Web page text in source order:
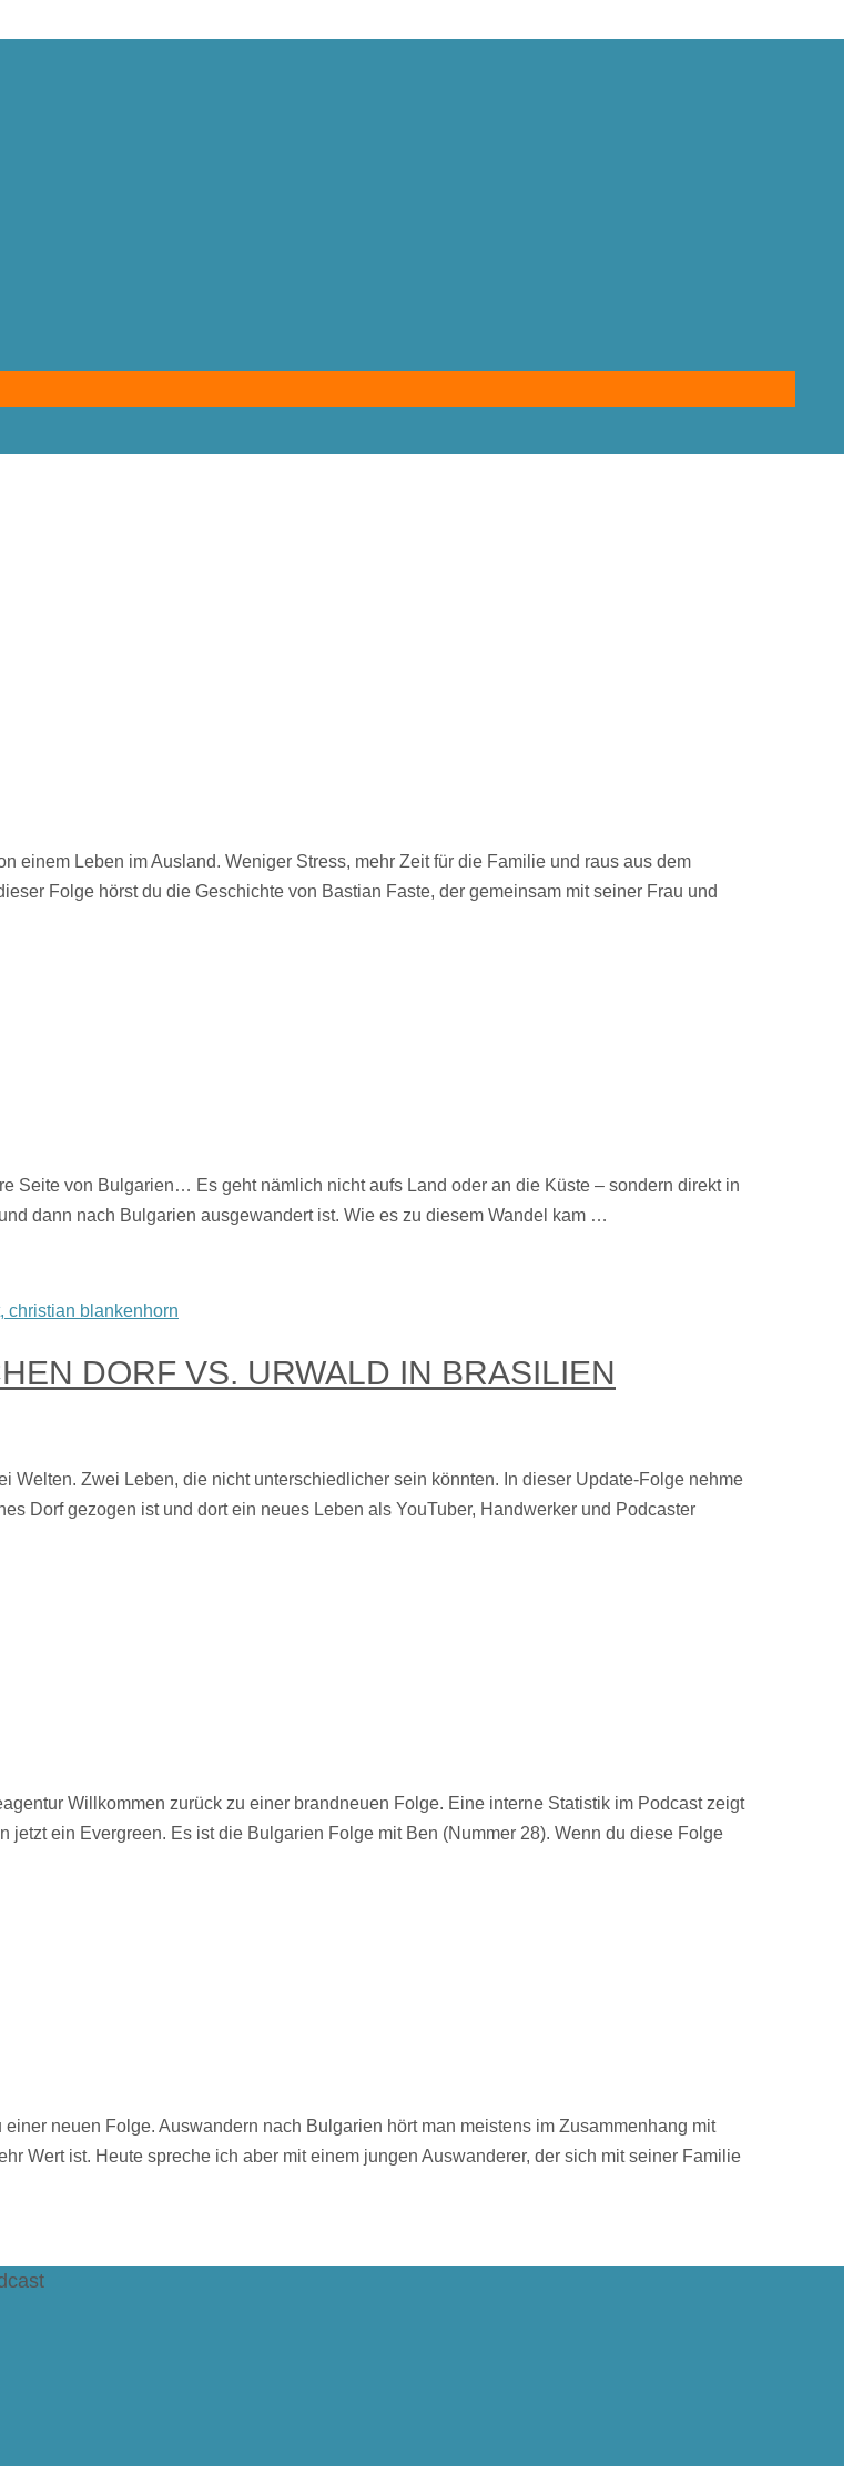
Leben im Ausland. Weniger Stress, mehr Zeit für die Familie und raus aus dem
Folge hörst du die Geschichte von Bastian Faste, der gemeinsam mit seiner Frau und
Seite von Bulgarien… Es geht nämlich nicht aufs Land oder an die Küste – sondern direkt in
dann nach Bulgarien ausgewandert ist. Wie es zu diesem Wandel kam …
DORF VS. URWALD IN BRASILIEN
Zwei Leben, die nicht unterschiedlicher sein könnten. In dieser Update-Folge nehme
Dorf gezogen ist und dort ein neues Leben als YouTuber, Handwerker und Podcaster
Willkommen zurück zu einer brandneuen Folge. Eine interne Statistik im Podcast zeigt
ein Evergreen. Es ist die Bulgarien Folge mit Ben (Nummer 28). Wenn du diese Folge
neuen Folge. Auswandern nach Bulgarien hört man meistens im Zusammenhang mit
Wert ist. Heute spreche ich aber mit einem jungen Auswanderer, der sich mit seiner Familie